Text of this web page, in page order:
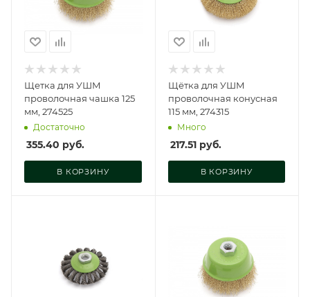
Щетка для УШМ
проволочная чашка 125
мм, 274525
Достаточно
355.40 руб.
В КОРЗИНУ
Щётка для УШМ
проволочная конусная
115 мм, 274315
Много
217.51руб.
В КОРЗИНУ